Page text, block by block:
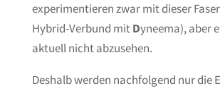
experimentieren zwar mit dieser
Hybrid-Verbund mitDyneema), aber
aktuell nicht abzusehen.
Deshalb werden nachfolgend nur die